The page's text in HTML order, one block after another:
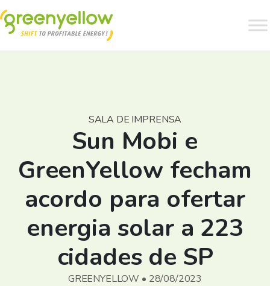
SALA DE IMPRENSA
Sun Mobi e
GreenYellow fecham
acordo para ofertar
energia solar a 223
cidades de SP
GREENYELLOW • 28/08/2023